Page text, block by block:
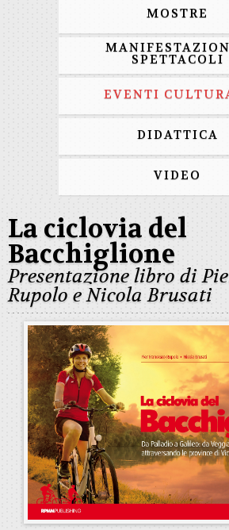
MOSTRE
SPETTACOLI
EVENTI
DIDATTICA
VIDEO
La ciclovia del
Bacchiglione
Presentazione libro di
Rupolo e Nicola Brusati